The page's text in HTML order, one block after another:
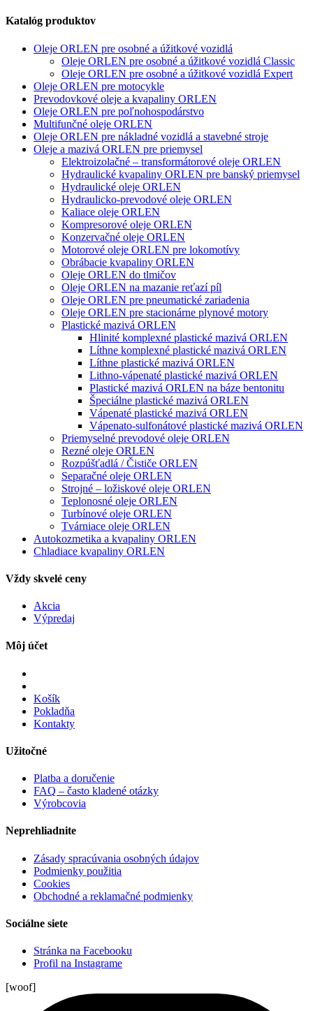
Katalóg produktov
Oleje ORLEN pre osobné a úžitkové vozidlá
Oleje ORLEN pre osobné a úžitkové vozidlá Classic
Oleje ORLEN pre osobné a úžitkové vozidlá Expert
Oleje ORLEN pre motocykle
Prevodovkové oleje a kvapaliny ORLEN
Oleje ORLEN pre poľnohospodárstvo
Multifunčné oleje ORLEN
Oleje ORLEN pre nákladné vozidlá a stavebné stroje
Oleje a mazivá ORLEN pre priemysel
Elektroizolačné – transformátorové oleje ORLEN
Hydraulické kvapaliny ORLEN pre banský priemysel
Hydraulické oleje ORLEN
Hydraulicko-prevodové oleje ORLEN
Kaliace oleje ORLEN
Kompresorové oleje ORLEN
Konzervačné oleje ORLEN
Motorové oleje ORLEN pre lokomotívy
Obrábacie kvapaliny ORLEN
Oleje ORLEN do tlmičov
Oleje ORLEN na mazanie reťazí píl
Oleje ORLEN pre pneumatické zariadenia
Oleje ORLEN pre stacionárne plynové motory
Plastické mazivá ORLEN
Hlinité komplexné plastické mazivá ORLEN
Líthne komplexné plastické mazivá ORLEN
Líthne plastické mazivá ORLEN
Lithno-vápenaté plastické mazivá ORLEN
Plastické mazivá ORLEN na báze bentonitu
Špeciálne plastické mazivá ORLEN
Vápenaté plastické mazivá ORLEN
Vápenato-sulfonátové plastické mazivá ORLEN
Priemyselné prevodové oleje ORLEN
Rezné oleje ORLEN
Rozpúšťadlá / Čističe ORLEN
Separačné oleje ORLEN
Strojné – ložiskové oleje ORLEN
Teplonosné oleje ORLEN
Turbínové oleje ORLEN
Tvárniace oleje ORLEN
Autokozmetika a kvapaliny ORLEN
Chladiace kvapaliny ORLEN
Vždy skvelé ceny
Akcia
Výpredaj
Môj účet
Košík
Pokladňa
Kontakty
Užitočné
Platba a doručenie
FAQ – často kladené otázky
Výrobcovia
Neprehliadnite
Zásady spracúvania osobných údajov
Podmienky použitia
Cookies
Obchodné a reklamačné podmienky
Sociálne siete
Stránka na Facebooku
Profil na Instagrame
[woof]